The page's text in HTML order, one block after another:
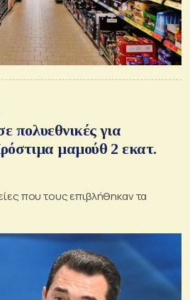
πολυεθνικές για
μαμούθ 2 εκατ.
που τους επιβλήθηκαν τα